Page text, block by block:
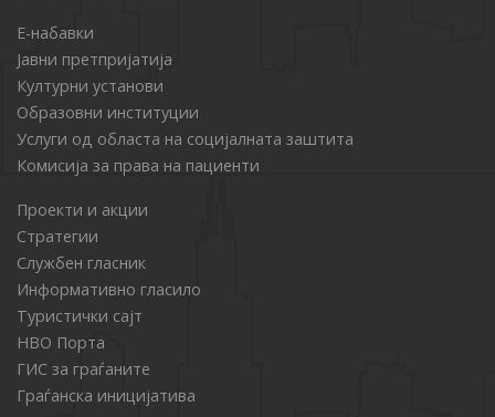
Е-набавки
Јавни претпријатија
Културни установи
Образовни институции
Услуги од областа на социјалната заштита
Комисија за права на пациенти
Проекти и акции
Стратегии
Службен гласник
Информативно гласило
Туристички сајт
НВО Порта
ГИС за граѓаните
Граѓанска иницијатива